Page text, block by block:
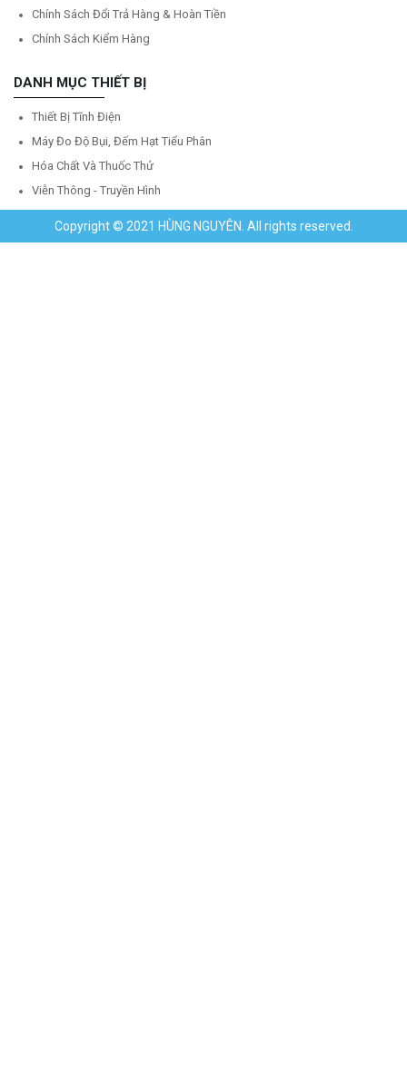
Chính Sách Đổi Trả Hàng & Hoàn Tiền
Chính Sách Kiểm Hàng
DANH MỤC THIẾT BỊ
Thiết Bị Tĩnh Điện
Máy Đo Độ Bụi, Đếm Hạt Tiểu Phân
Hóa Chất Và Thuốc Thử
Viễn Thông - Truyền Hình
Copyright © 2021 HÙNG NGUYÊN. All rights reserved.